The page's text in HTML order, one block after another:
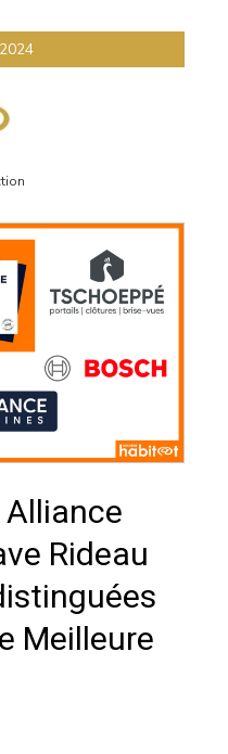
2024
Alliance
Rideau
Meilleure